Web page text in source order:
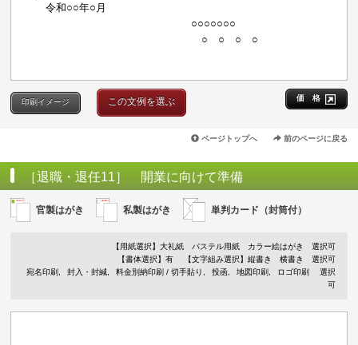
令和○○年○月
○○○○○○○
○ ○ ○ ○
価 格
印刷イメージ この文例を選ぶ
ページトップへ 前のページに戻る
［退職・退任11］ 開業に向けて準備
官製はがき 私製はがき 単判カード（封筒付）
【用紙選択】 大礼紙 パステル用紙 カラー絵はがき
選択可
【書体選択】有
【文字組み選択】縦書き 横書き 選択可
宛名印刷
封入・封緘 料金別納印刷 / 切手貼り 投函 地図印刷 ロゴ印刷
選択
可